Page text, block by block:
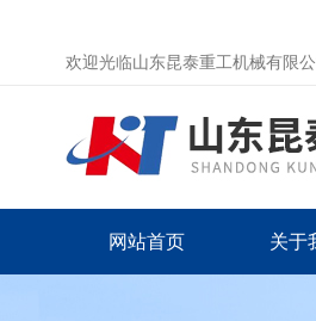
欢迎光临山东昆泰重工机械有限公
网站首页 关于